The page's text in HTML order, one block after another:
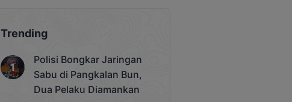
Trending
Polisi Bongkar Jaringan
Sabu di Pangkalan Bun,
Dua Pelaku Diamankan